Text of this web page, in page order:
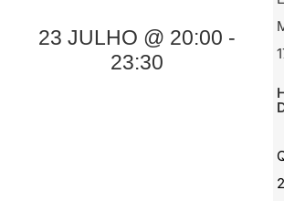
23 JULHO @ 20:00 -
23:30